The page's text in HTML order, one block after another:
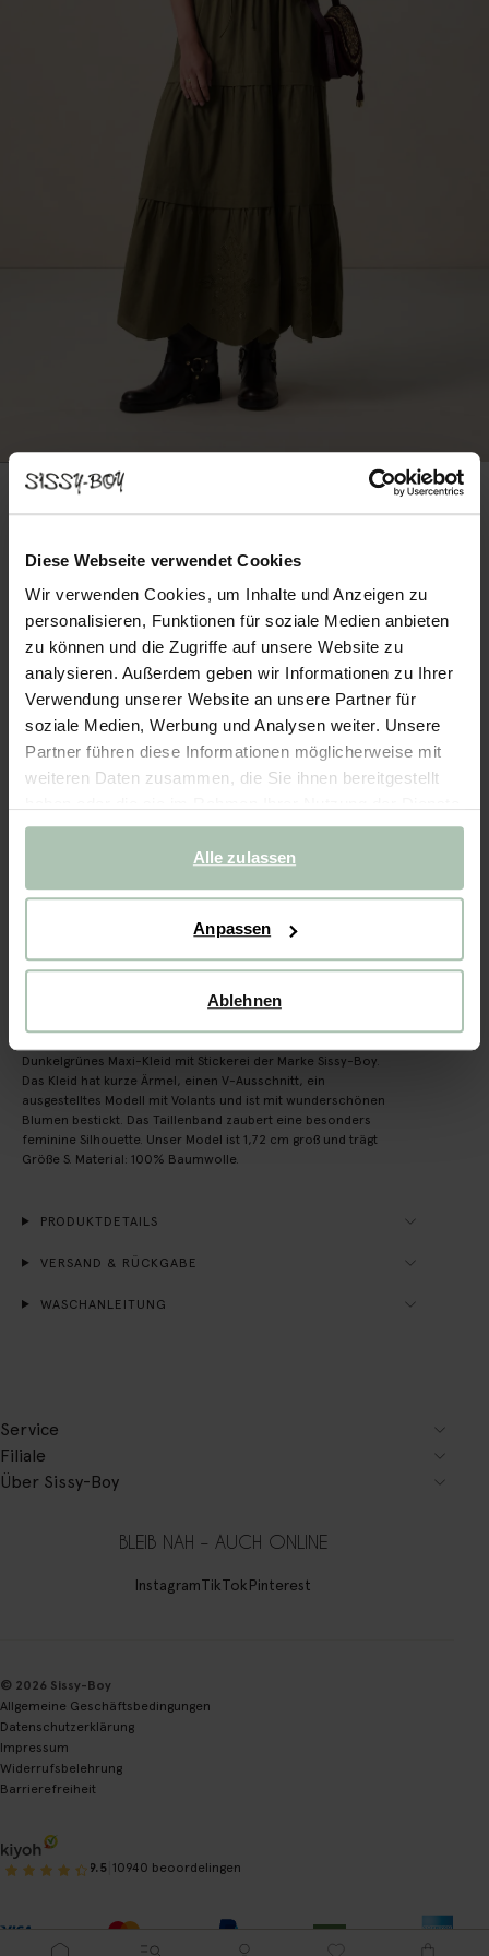
Diese Webseite verwendet Cookies
Wir verwenden Cookies, um Inhalte und Anzeigen zu
personalisieren, Funktionen für soziale Medien anbieten
zu können und die Zugriffe auf unsere Website zu
analysieren. Außerdem geben wir Informationen zu Ihrer
Verwendung unserer Website an unsere Partner für
soziale Medien, Werbung und Analysen weiter. Unsere
Partner führen diese Informationen möglicherweise mit
weiteren Daten zusammen, die Sie ihnen bereitgestellt
gesammelt haben.
Alle zulassen
Anpassen
Ablehnen
- 60% FAST AUSVERKAUFT!
Maxi-Kleid mit Stickerei - dunkelgrün
56.00
Wähle deine Größe
S
REVIEWS (1)
Dunkelgrünes Maxi-Kleid mit Stickerei der Marke Sissy-Boy.
Das Kleid hat kurze Ärmel, einen V-Ausschnitt, ein
ausgestelltes Modell mit Volants und ist mit wunderschönen
Blumen bestickt. Das Taillenband zaubert eine besonders
feminine Silhouette. Unser Model ist 1,72 cm groß und trägt
Größe S. Material: 100% Baumwolle.
PRODUKTDETAILS
VERSAND & RÜCKGABE
WASCHANLEITUNG
Service
Filiale
Über Sissy-Boy
BLEIB NAH – AUCH ONLINE
InstagramTikTokPinterest
© 2026 Sissy-Boy
Allgemeine Geschäftsbedingungen
Datenschutzerklärung
Impressum
Widerrufsbelehrung
Barrierefreiheit
9.5 10940 beoordelingen